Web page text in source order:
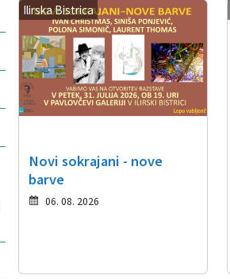
Ilirska Bistrica
Novi sokrajani - nove
barve
06. 08. 2026